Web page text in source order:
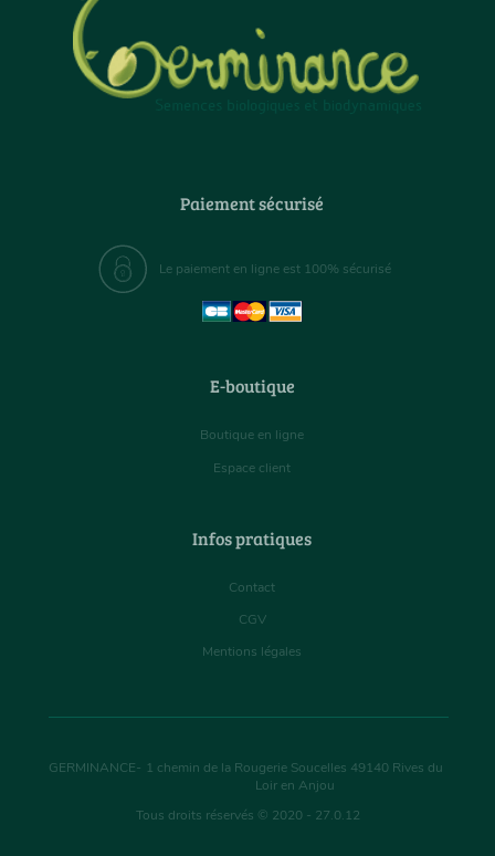
Paiement sécurisé
Le paiement en ligne est 100% sécurisé
E-boutique
Boutique en ligne
Espace client
Infos pratiques
Contact
CGV
Mentions légales
GERMINANCE- 1 chemin de la Rougerie Soucelles 49140 Rives du
Loir en Anjou
Tous droits réservés © 2020 - 27.0.12